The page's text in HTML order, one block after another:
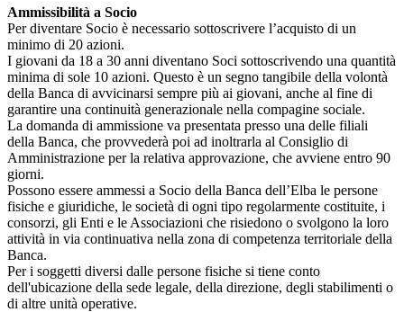
Ammissibilità a Socio
Per diventare Socio è necessario sottoscrivere l’acquisto di un
minimo di 20 azioni.
I giovani da 18 a 30 anni diventano Soci sottoscrivendo una quantità
minima di sole 10 azioni. Questo è un segno tangibile della volontà
della Banca di avvicinarsi sempre più ai giovani, anche al fine di
garantire una continuità generazionale nella compagine sociale.
La domanda di ammissione va presentata presso una delle filiali
della Banca, che provvederà poi ad inoltrarla al Consiglio di
Amministrazione per la relativa approvazione, che avviene entro 90
giorni.
Possono essere ammessi a Socio della Banca dell’Elba le persone
fisiche e giuridiche, le società di ogni tipo regolarmente costituite, i
consorzi, gli Enti e le Associazioni che risiedono o svolgono la loro
attività in via continuativa nella zona di competenza territoriale della
Banca.
Per i soggetti diversi dalle persone fisiche si tiene conto
dell'ubicazione della sede legale, della direzione, degli stabilimenti o
di altre unità operative.